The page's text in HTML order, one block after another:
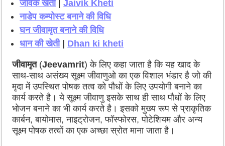
जैविक खेती|Jaivik Kheti
नाडेप कम्पोस्ट बनाने की विधि
घन जीवामृत बनाने की विधि
धान की खेती| Dhan ki kheti
जीवामृत(Jeevamrit) के लिए कहा जाता है कि यह खाद के
साथ-साथ असंख्य सूक्ष्म जीवाणुओ का एक विशाल भंडार है जो की
मृदा में उपस्थित पोषक तत्व को पौधों के लिए उपयोगी बनाने का
कार्य करते है। ये सूक्ष्म जीवाणु इसके साथ ही साथ पौधों के लिए
भोजन बनाने का भी कार्य करते है। इसको मुख्य रूप से प्राकृतिक
कार्बन, बायोमास, नाइट्रोजन, फॉस्फोरस, पोटेशियम और अन्य
सूक्ष्म पोषक तत्वों का एक अच्छा स्रोत माना जाता है।